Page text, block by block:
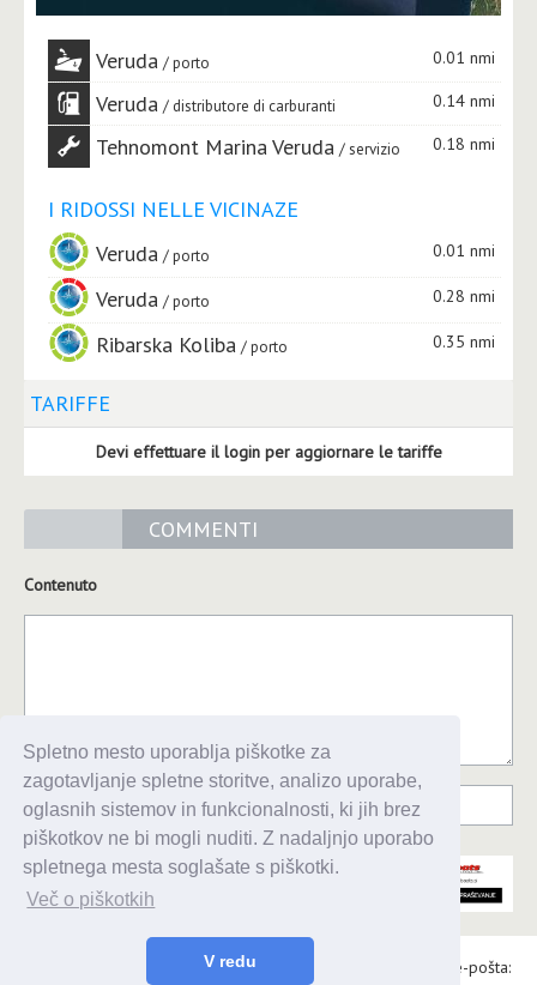
Spletno mesto uporablja piškotke za
zagotavljanje spletne storitve, analizo uporabe,
oglasnih sistemov in funkcionalnosti, ki jih brez
piškotkov ne bi mogli nuditi. Z nadaljnjo uporabo
spletnega mesta soglašate s piškotki.
Več o piškotkih
V redu
Veruda porto 0.01 nmi
Veruda distributore di carburanti 0.14 nmi
Tehnomont Marina Veruda servizio 0.18 nmi
I RIDOSSI NELLE VICINAZE
Veruda
porto 0.01 nmi
Veruda porto 0.28 nmi
Ribarska Koliba porto 0.35 nmi
TARIFFE
Devi effettuare il login per aggiornare le tariffe
COMMENTI
Contenuto
Alaris d.o.o., Topniška 14, Ljubljana, Tel.: 031 303 086, e-pošta: